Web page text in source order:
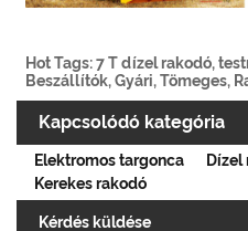
Hot Tags: 7 T dízel rakodó,
Beszállítók, Gyári, Tömeges,
Kapcsolódó kategória
Elektromos targonca
Dízel
Kerekes rakodó
Kérdés küldése